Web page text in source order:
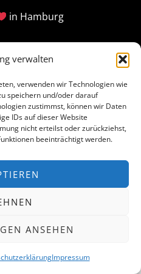
verwalten
verwenden wir Technologien wie
speichern und/oder darauf
zustimmst, können wir Daten
IDs auf dieser Website
nicht erteilst oder zurückziehst,
beeinträchtigt werden.
ANSEHEN
Impressum
in Hamburg